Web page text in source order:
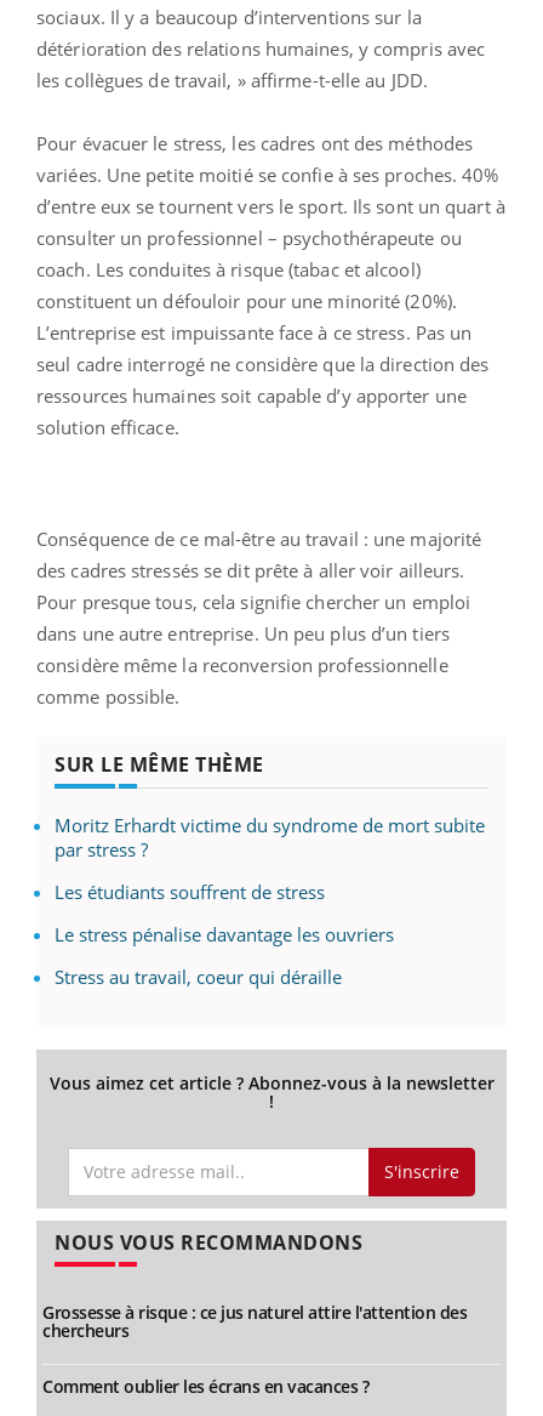
sociaux. Il y a beaucoup d’interventions sur la
détérioration des relations humaines, y compris avec
les collègues de travail, » affirme-t-elle au JDD.
Pour évacuer le stress, les cadres ont des méthodes
variées. Une petite moitié se confie à ses proches. 40%
d’entre eux se tournent vers le sport. Ils sont un quart à
consulter un professionnel – psychothérapeute ou
coach. Les conduites à risque (tabac et alcool)
constituent un défouloir pour une minorité (20%).
L’entreprise est impuissante face à ce stress. Pas un
seul cadre interrogé ne considère que la direction des
ressources humaines soit capable d’y apporter une
solution efficace.
Conséquence de ce mal-être au travail : une majorité
des cadres stressés se dit prête à aller voir ailleurs.
Pour presque tous, cela signifie chercher un emploi
dans une autre entreprise. Un peu plus d’un tiers
considère même la reconversion professionnelle
comme possible.
SUR LE MÊME THÈME
Moritz Erhardt victime du syndrome de mort subite
par stress ?
Les étudiants souffrent de stress
Le stress pénalise davantage les ouvriers
Stress au travail, coeur qui déraille
Vous aimez cet article ? Abonnez-vous à la newsletter
!
S'inscrire
NOUS VOUS RECOMMANDONS
Grossesse à risque : ce jus naturel attire l'attention des
chercheurs
Comment oublier les écrans en vacances ?